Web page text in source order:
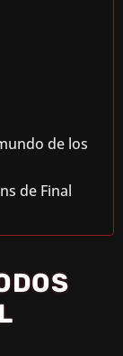
de los
de Final